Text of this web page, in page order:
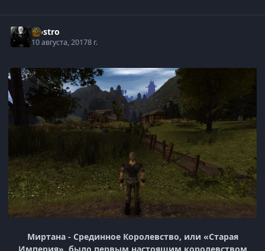
Nostro
10 августа, 20178 г.
Миртана - Срединное Королевство, или «Старая
Империя», было первым настоящим королевством